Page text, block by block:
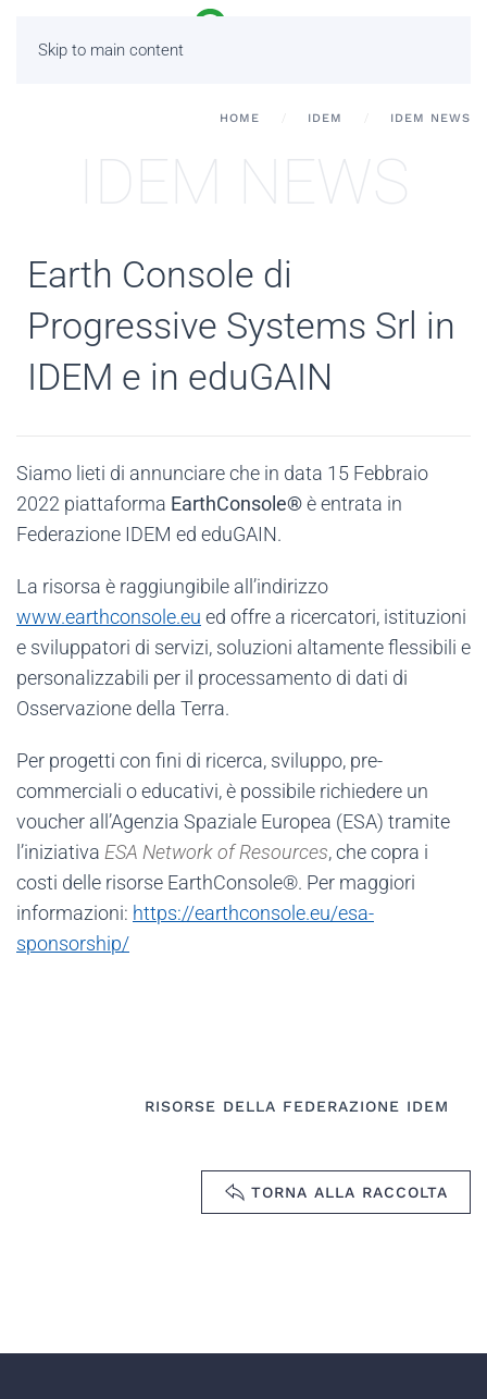
Skip to main content
HOME IDEM IDEM NEWS
IDEM NEWS
Earth Console di
Progressive Systems Srl in
IDEM e in eduGAIN
Siamo lieti di annunciare che in data 15 Febbraio
2022 piattaforma EarthConsole®è entrata in
Federazione IDEM ed eduGAIN.
La risorsa è raggiungibile all’indirizzo
www.earthconsole.eu ed offre a ricercatori, istituzioni
e sviluppatori di servizi, soluzioni altamente flessibili e
personalizzabili per il processamento di dati di
Osservazione della Terra.
Per progetti con fini di ricerca, sviluppo, pre-
commerciali o educativi, è possibile richiedere un
voucher all’Agenzia Spaziale Europea (ESA) tramite
l’iniziativa ESA Network of Resources, che copra i
costi delle risorse EarthConsole®. Per maggiori
informazioni: https://earthconsole.eu/esa-
sponsorship/
RISORSE DELLA FEDERAZIONE IDEM
TORNA ALLA RACCOLTA